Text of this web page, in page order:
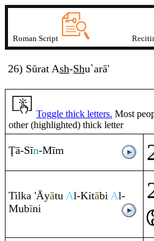
Roman Script
26) Sūrat Ash-Shu`arā'
Toggle thick letters. Most
other (highlighted) thick letter
Ţā-Sīn-Mīm
Tilka 'Āyātu Al-Kitābi Al-
Mubīni